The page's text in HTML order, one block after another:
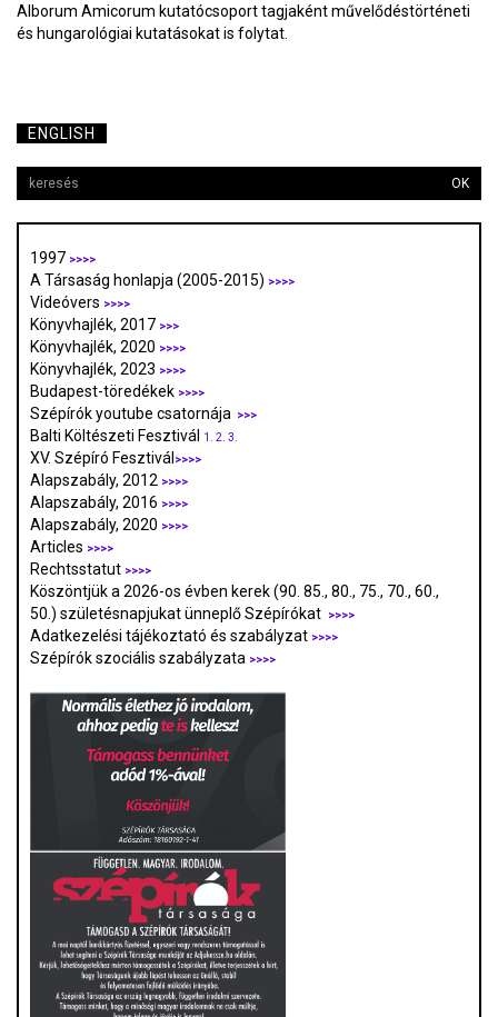
Alborum Amicorum kutatócsoport tagjaként művelődéstörténeti
és hungarológiai kutatásokat is folytat.
ENGLISH
OK
1997 >>>>
A Társaság honlapja (2005-2015) >>>>
Videóvers >>>>
Könyvhajlék, 2017 >>>
Könyvhajlék, 2020 >>>>
Könyvhajlék, 2023 >>>>
Budapest-töredékek >>>>
Szépírók youtube csatornája >>>
Balti Költészeti Fesztivál 1. 2. 3.
XV. Szépíró Fesztivál >>>>
Alapszabály, 2012 >>>>
Alapszabály, 2016 >>>>
Alapszabály, 2020 >>>>
Articles >>>>
Rechtsstatut >>>>
Köszöntjük a 2026-os évben kerek (90. 85., 80., 75., 70., 60.,
50.) születésnapjukat ünneplő Szépírókat
>>>>
Adatkezelési tájékoztató és szabályzat >>>>
Szépírók szociális szabályzata >>>>